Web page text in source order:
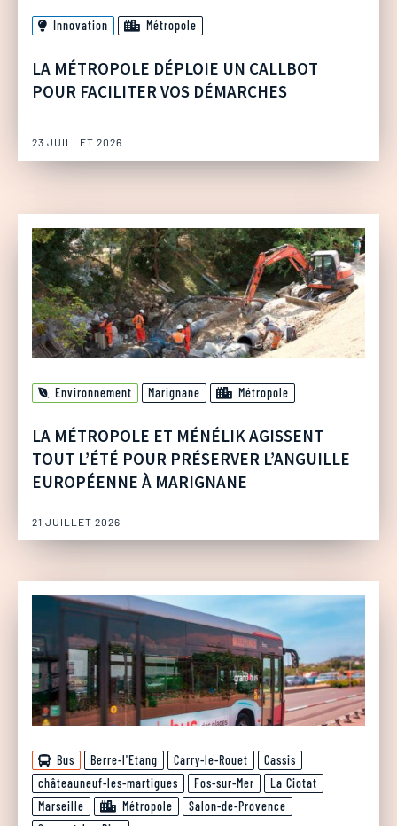
Innovation Métropole
LA MÉTROPOLE DÉPLOIE UN CALLBOT
POUR FACILITER VOS DÉMARCHES
23 JUILLET 2026
Environnement Marignane Métropole
LA MÉTROPOLE ET MÉNÉLIK AGISSENT
TOUT L’ÉTÉ POUR PRÉSERVER L’ANGUILLE
EUROPÉENNE À MARIGNANE
21 JUILLET 2026
Bus Berre-l'Etang Carry-le-Rouet
Cassis
châteauneuf-les-martigues
Fos-sur-Mer
La Ciotat
Marseille
Métropole
Salon-de-Provence